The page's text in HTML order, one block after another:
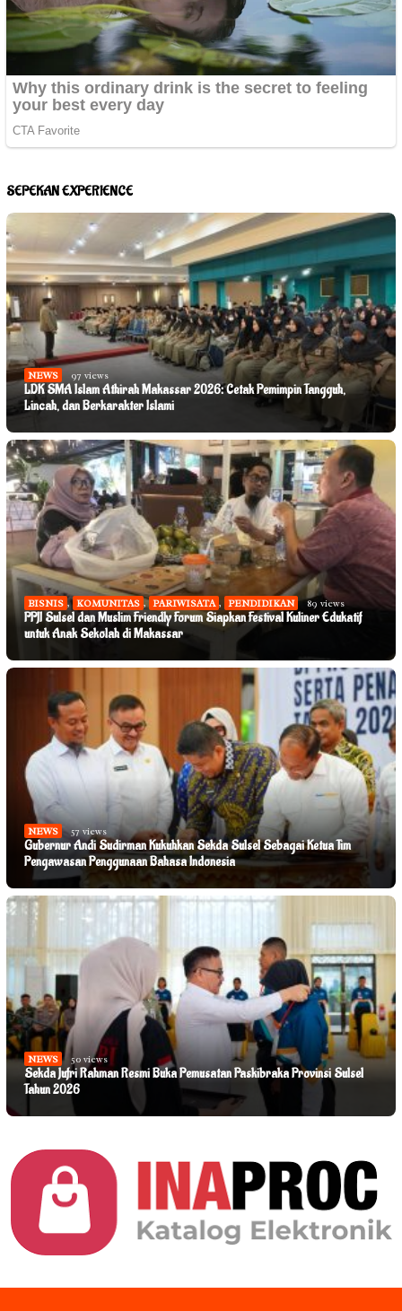
SEPEKAN EXPERIENCE
NEWS 97 views
LDK SMA Islam Athirah Makassar 2026: Cetak Pemimpin Tangguh,
Lincah, dan Berkarakter Islami
BISNIS , KOMUNITAS , PARIWISATA , PENDIDIKAN 89 views
PPJI Sulsel dan Muslim Friendly Forum Siapkan Festival Kuliner Edukatif
untuk Anak Sekolah di Makassar
NEWS 57 views
Gubernur Andi Sudirman Kukuhkan Sekda Sulsel Sebagai Ketua Tim
Pengawasan Penggunaan Bahasa Indonesia
NEWS 50 views
Sekda Jufri Rahman Resmi Buka Pemusatan Paskibraka Provinsi Sulsel
Tahun 2026